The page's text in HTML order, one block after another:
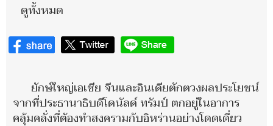
ดูทั้งหมด
ยักษ์ใหญ่เอเชีย จีนและอินเดียตักตวงผลประโยชน์
จากที่ประธานาธิบดีโดนัลด์ ทรัมป์ ตกอยู่ในอาการ
คลุ้มคลั่งที่ต้องทำสงครามกับอิหร่านอย่างโดดเดี่ยว